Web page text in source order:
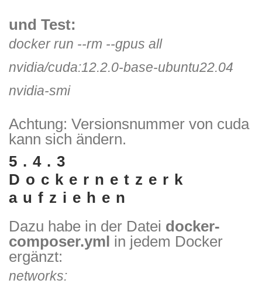
und Test:
docker run --rm --gpus all
nvidia/cuda:12.2.0-base-ubuntu22.04
nvidia-smi
Achtung: Versionsnummer von cuda
kann sich ändern.
5.4.3
Dockernetzerk
aufziehen
Dazu habe in der Datei docker-
composer.yml in jedem Docker
ergänzt:
networks: